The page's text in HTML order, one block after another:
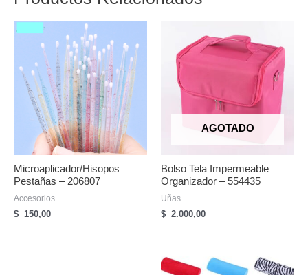
Microaplicador/hisopos
Pestañas – 206807
Accesorios
$ 150,00
AGOTADO
Bolso Tela Impermeable
Organizador – 554435
Uñas
$ 2.000,00